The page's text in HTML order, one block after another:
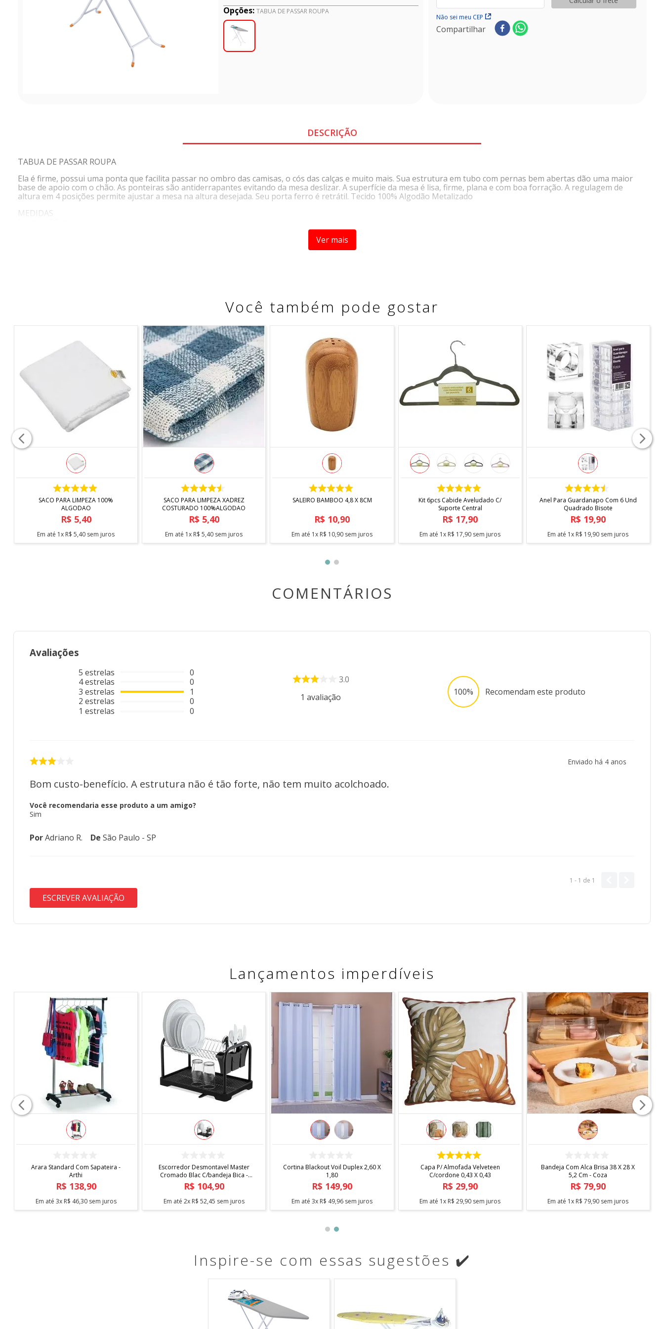
Opções: TABUA DE PASSAR ROUPA
Não sei meu CEP
Compartilhar
DESCRIÇÃO
TABUA DE PASSAR ROUPA
Ela é firme, possui uma ponta que facilita passar no ombro das camisas, o cós das calças e muito mais. Sua estrutura em tubo com pernas bem abertas dão uma maior
base de apoio com o chão. As ponteiras são antiderrapantes evitando da mesa deslizar. A superfície da mesa é lisa, firme, plana e com boa forração. A regulagem de
altura em 4 posições permite ajustar a mesa na altura desejada. Seu porta ferro é retrátil. Tecido 100% Algodão Metalizado
MEDIDAS
Forro: Cinza Claro Metalizado
Estrutura: Branca
Ponteiras: Laranjas
CUIDADOS
Não deixar o ferro ligado sobre a mesa de passar por muito tempo.
Não deixar em Lugar umido.
Guardar em Local Seco.
Deixar longe do alcance das crianças.
Ver mais
Você também pode gostar
COMPRAR
SACO PARA LIMPEZA 100%
ALGODAO
R$ 5,40
Em até 1x R$ 5,40 sem juros
COMPRAR
SACO PARA LIMPEZA XADREZ
COSTURADO 100%ALGODAO
R$ 5,40
Em até 1x R$ 5,40 sem juros
COMPRAR
SALEIRO BAMBOO 4,8 X 8CM
R$ 10,90
Em até 1x R$ 10,90 sem juros
COMPRAR
Kit 6pcs Cabide Aveludado C/
Suporte Central
R$ 17,90
Em até 1x R$ 17,90 sem juros
COMPRAR
Anel Para Guardanapo Com 6 Und
Quadrado Bisote
R$ 19,90
Em até 1x R$ 19,90 sem juros
COMENTÁRIOS
Avaliações
5 estrelas
4estrelas
3 estrelas
2 estrelas
1 estrelas
0
0
1
0
0
3.0
1 avaliação 100% Recomendam este produto
Enviado há 4 anos
Bom custo-benefício. A estrutura não é tão forte, não tem muito acolchoado.
Você recomendaria esse produto a um amigo?
Sim
PorAdriano R. De São Paulo - SP
1 - 1 de 1
ESCREVER AVALIAÇÃO
Lançamentos imperdíveis
Arara Standard Com Sapateira -
Arthi
R$ 138,90
Em até 3x R$ 46,30sem juros
Escorredor Desmontavel Master
Cromado Blac C/bandeja Bica -
Arthi
R$ 104,90
Em até 2x R$ 52,45 sem juros
Cortina Blackout Voil Duplex 2,60 X
1,80
R$ 149,90
Em até 3x R$ 49,96sem juros
COMPRAR
Capa P/ Almofada Velveteen
C/cordone 0,43 X 0,43
R$ 29,90
Em até 1x R$ 29,90 sem juros
Bandeja Com Alca Brisa 38 X 28 X
5,2 Cm - Coza
R$ 79,90
Em até 1x R$ 79,90 sem juros
Inspire-se com essas sugestões ✔️